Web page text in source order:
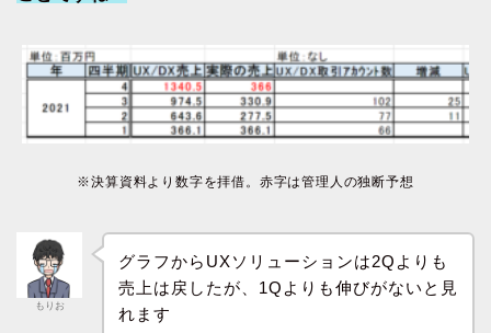
※決算資料より数字を拝借。赤字は管理人の独断予想
もりお
グラフからUXソリューションは2Qよりも
売上は戻したが、1Qよりも伸びがないと見
れます